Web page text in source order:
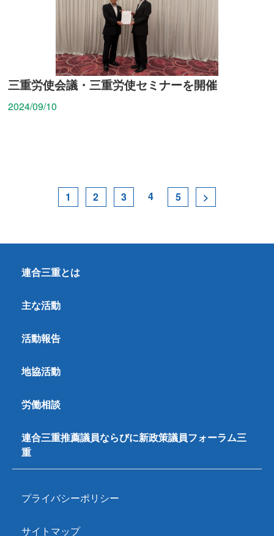
三重労使会議・三重労使セミナーを開催
2024/09/10
1 2 3 4 5 >
連合三重とは
主な活動
活動報告
地協活動
労働相談
連合三重推薦議員ならびに新政策議員フォーラム三
重
プライバシーポリシー
サイトマップ